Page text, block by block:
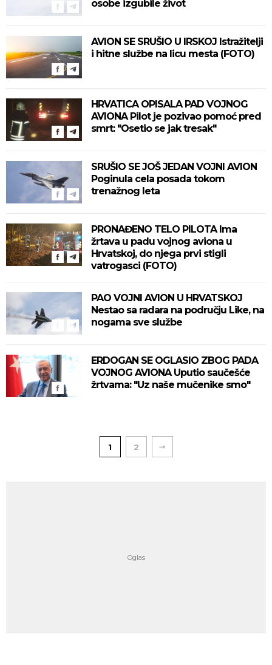
osobe izgubile život
AVION SE SRUŠIO U IRSKOJ Istražitelji
i hitne službe na licu mesta (FOTO)
HRVATICA OPISALA PAD VOJNOG
AVIONA Pilot je pozivao pomoć pred
smrt: "Osetio se jak tresak"
SRUŠIO SE JOŠ JEDAN VOJNI AVION
Poginula cela posada tokom
trenažnog leta
PRONAĐENO TELO PILOTA Ima
žrtava u padu vojnog aviona u
Hrvatskoj, do njega prvi stigli
vatrogasci (FOTO)
PAO VOJNI AVION U HRVATSKOJ
Nestao sa radara na području Like, na
nogama sve službe
ERDOGAN SE OGLASIO ZBOG PADA
VOJNOG AVIONA Uputio saučešće
žrtvama: "Uz naše mučenike smo"
1 2